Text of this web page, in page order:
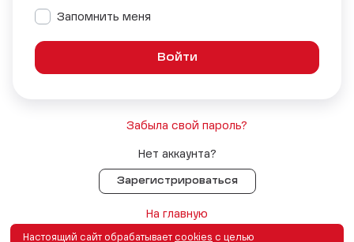
Запомнить меня
Забыла свой пароль?
Нет аккаунта?
Зарегистрироваться
На главную
Настоящий сайт обрабатывает сookies с целью